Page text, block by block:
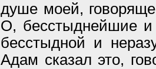
душе моей,
О, бесстыднейшие
бесстыдной и
Адам сказал это,